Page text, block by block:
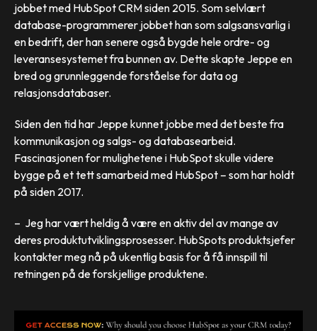
jobbet med HubSpot CRM siden 2015. Som selvlært
database-programmerer jobbet han som salgsansvarlig i
en bedrift, der han senere også bygde hele ordre- og
leveransesystemet fra bunnen av. Dette skapte Jeppe en
bred og grunnleggende forståelse for data og
relasjonsdatabaser.
Siden den tid har Jeppe kunnet jobbe med det beste fra
kommunikasjon og salgs- og databasearbeid.
Fascinasjonen for mulighetene i HubSpot skulle videre
bygge på et tett samarbeid med HubSpot – som har holdt
på siden 2017.
– Jeg har vært heldig å være en aktiv del av mange av
deres produktutviklingsprosesser. HubSpots produktsjefer
kontakter meg nå på ukentlig basis for å få innspill til
retningen på de forskjellige produktene.